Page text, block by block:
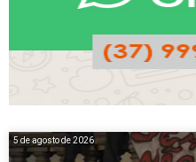
5 de agosto de 2026